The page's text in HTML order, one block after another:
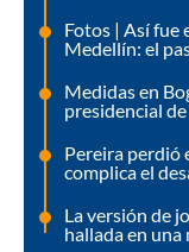
Fotos | Así fue
Medellín: el
Medidas en
presidencial
Pereira perdió
complica el
La versión de
hallada en